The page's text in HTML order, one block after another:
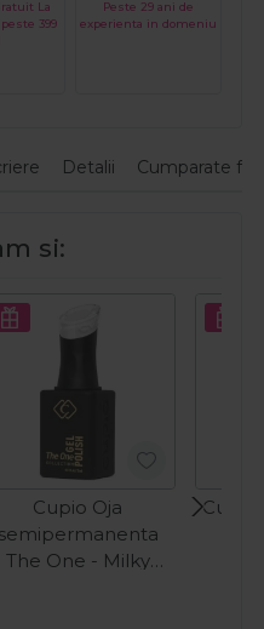
La
399
Peste 29 ani de
experienta in domeniu
Detalii Cumparate
si:
Cupio Oja
semipermanenta
The One - Milky
Cupio